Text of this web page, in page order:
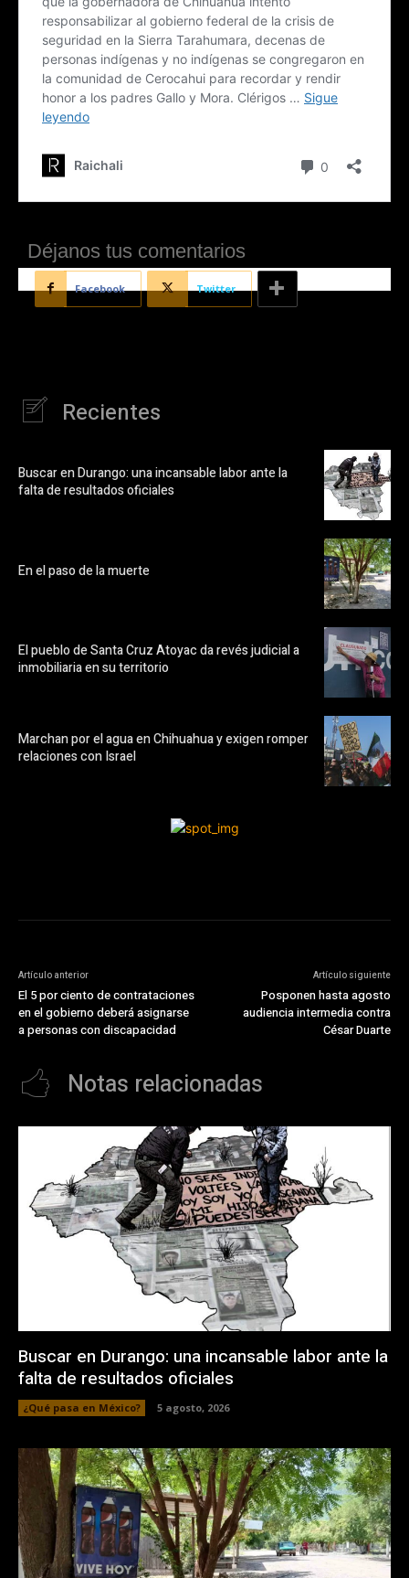
Déjanos tus comentarios
Facebook Twitter
Recientes
Buscar en Durango: una incansable labor ante la
falta de resultados oficiales
En el paso de la muerte
El pueblo de Santa Cruz Atoyac da revés judicial a
inmobiliaria en su territorio
Marchan por el agua en Chihuahua y exigen romper
relaciones con Israel
Artículo anterior
El 5 por ciento de contrataciones
en el gobierno deberá asignarse
a personas con discapacidad
Artículo siguiente
Posponen hasta agosto
audiencia intermedia contra
César Duarte
Notas relacionadas
Buscar en Durango: una incansable labor ante la
falta de resultados oficiales
¿Qué pasa en México? 5 agosto, 2026